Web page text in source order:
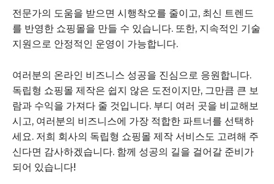
GB leader
전문가의 도움을 받으면 시행착오를 줄이고, 최신 트렌드
를 반영한 쇼핑몰을 만들 수 있습니다. 또한, 지속적인 기술
지원으로 안정적인 운영이 가능합니다.
여러분의 온라인 비즈니스 성공을 진심으로 응원합니다.
독립형 쇼핑몰 제작은 쉽지 않은 도전이지만, 그만큼 큰 보
람과 수익을 가져다 줄 것입니다. 부디 여러 곳을 비교해보
시고, 여러분의 비즈니스에 가장 적합한 파트너를 선택하
세요. 저희 회사의 독립형 쇼핑몰 제작 서비스도 고려해 주
신다면 감사하겠습니다. 함께 성공의 길을 걸어갈 준비가
되어 있습니다!